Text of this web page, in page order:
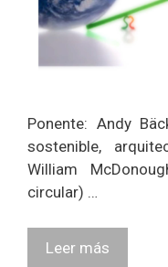
Ponente: Andy
sostenible,
William
circular) …
Leer más